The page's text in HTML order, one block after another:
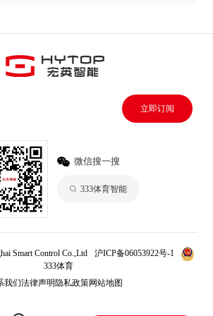
立即订阅
微信搜一搜
333体育智能
Smart Control Co.,Ltd
沪ICP备06053922号-1
333体育
我们法律声明 隐私政策网站地图